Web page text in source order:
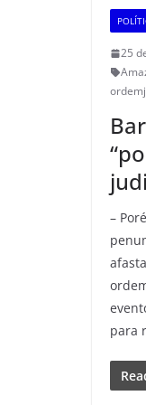
25
–
para